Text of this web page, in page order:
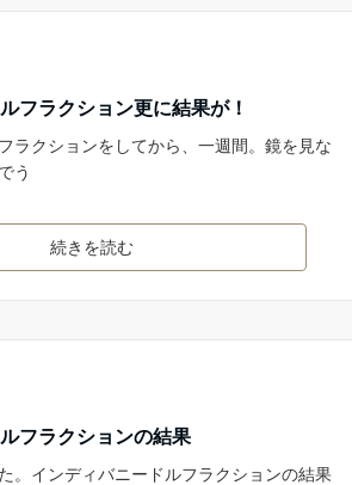
フラクション更に結果が！
ラクションをしてから、一週間。鏡を見な
う
続きを読む
フラクションの結果
。インディバニードルフラクションの結果